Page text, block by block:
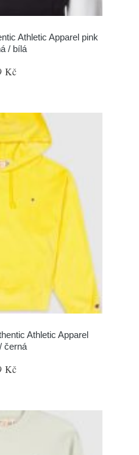
Athletic Apparel pink
/ bílá
Kč
Athletic Apparel
černá
Kč